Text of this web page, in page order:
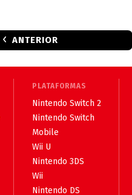
ANTERIOR
PLATAFORMAS
Nintendo Switch 2
Nintendo Switch
Mobile
Wii U
Nintendo 3DS
Wii
Nintendo DS